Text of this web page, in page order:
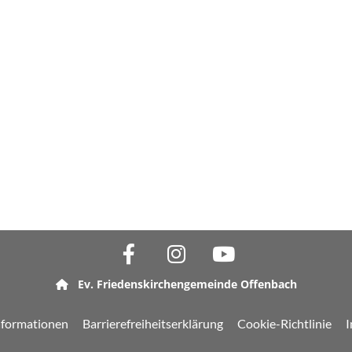
Ev. Friedenskirchengemeinde Offenbach
Barrierefreiheitserklärung Cookie-Richtlinie